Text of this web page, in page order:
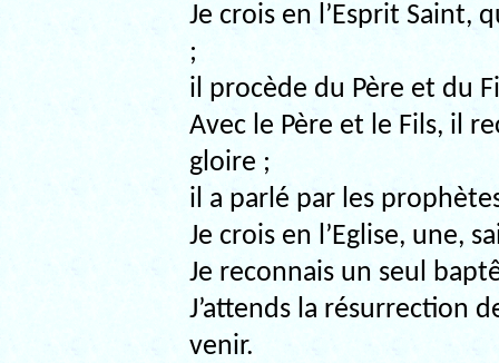
Je crois en l’Esprit Saint,
;
il procède du Père et du
Avec le Père et le Fils, il
gloire ;
il a parlé par les
Je crois en l’Eglise, une,
Je reconnais un seul
J’attends la résurrection
venir.